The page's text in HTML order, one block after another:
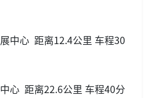
中心 距离12.4公里 车程30
心 距离22.6公里 车程40分